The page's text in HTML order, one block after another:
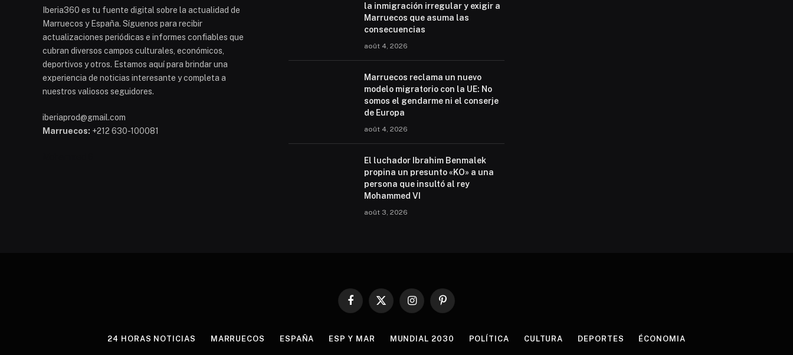
Iberia360 es tu fuente digital sobre la actualidad de
Marruecos y España. Síguenos para recibir
actualizaciones periódicas e informes confiables que
cubran diversos campos culturales, económicos,
deportivos y otros. Estamos aquí para brindar una
experiencia de noticias interesante y completa a
nuestros valiosos seguidores.
iberiaprod@gmail.com
Marruecos: +212 630-100081
la inmigración irregular y exigir a
Marruecos que asuma las
consecuencias
août 4, 2026
Marruecos reclama un nuevo
modelo migratorio con la UE: No
somos el gendarme ni el conserje
de Europa
août 4, 2026
El luchador Ibrahim Benmalek
propina un presunto «KO» a una
persona que insultó al rey
Mohammed VI
août 3, 2026
Facebook
X
InstagramPinterest
24 HORAS NOTICIAS MARRUECOS ESPAÑA ESP Y MAR MUNDIAL 2030 POLÍTICA CULTURA DEPORTES ÉCONOMIA